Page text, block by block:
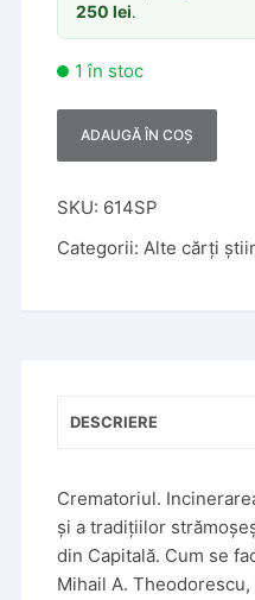
250lei.
1 în stoc
ADAUGĂ ÎN COȘ
t
SKU: 614SP
Categorii:Alte cărți
DESCRIERE
Crematoriul.
și a tradițiilor
din Capitală. Cum se
Mihail A.